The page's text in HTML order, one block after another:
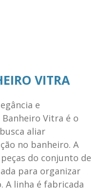
VITRA
e
Vitra é o
aliar
no banheiro. A
do conjunto de
para organizar
A linha é fabricada